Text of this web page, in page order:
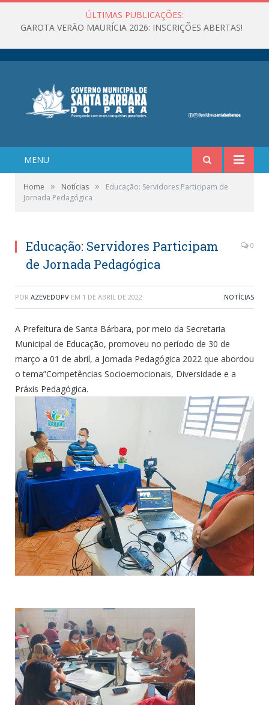
ÚLTIMAS PUBLICAÇÕES:
GAROTA VERÃO MAURÍCIA 2026: INSCRIÇÕES ABERTAS!
MENU
Home » Notícias »
Educação: Servidores Participam de
Jornada Pedagógica
Educação: Servidores Participam
de Jornada Pedagógica
0
POR AZEVEDOPV EM 1 DE ABRIL DE 2022 NOTÍCIAS
A Prefeitura de Santa Bárbara, por meio da Secretaria
Municipal de Educação, promoveu no período de 30 de
março a 01 de abril, a Jornada Pedagógica 2022 que abordou
o tema”Competências Socioemocionais, Diversidade e a
Práxis Pedagógica.